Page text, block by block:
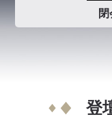
登